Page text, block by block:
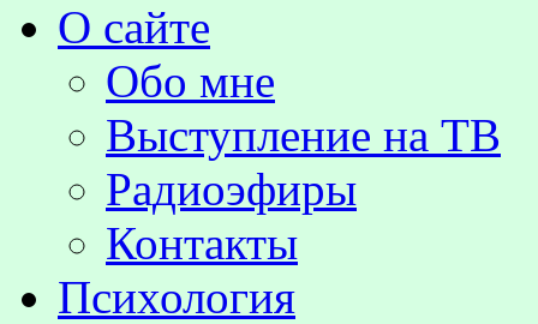
О сайте
Обо мне
Выступление на TВ
Радиоэфиры
Контакты
Психология